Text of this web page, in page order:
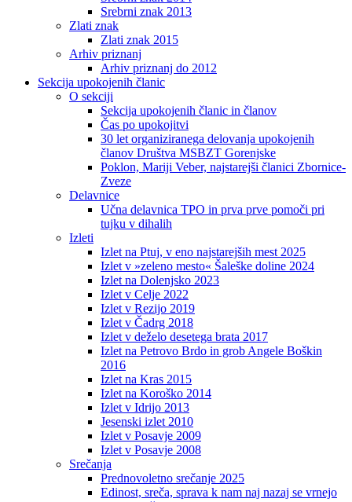
Srebrni znak 2013
Zlati znak
Zlati znak 2015
Arhiv priznanj
Arhiv priznanj do 2012
Sekcija upokojenih članic
O sekciji
Sekcija upokojenih članic in članov
Čas po upokojitvi
30 let organiziranega delovanja upokojenih
članov Društva MSBZT Gorenjske
Poklon, Mariji Veber, najstarejši članici Zbornice-
Zveze
Delavnice
Učna delavnica TPO in prva prve pomoči pri
tujku v dihalih
Izleti
Izlet na Ptuj, v eno najstarejših mest 2025
Izlet v »zeleno mesto« Šaleške doline 2024
Izlet na Dolenjsko 2023
Izlet v Celje 2022
Izlet v Rezijo 2019
Izlet v Čadrg 2018
Izlet v deželo desetega brata 2017
Izlet na Petrovo Brdo in grob Angele Boškin
2016
Izlet na Kras 2015
Izlet na Koroško 2014
Izlet v Idrijo 2013
Jesenski izlet 2010
Izlet v Posavje 2009
Izlet v Posavje 2008
Srečanja
Prednovoletno srečanje 2025
Edinost, sreča, sprava k nam naj nazaj se vrnejo